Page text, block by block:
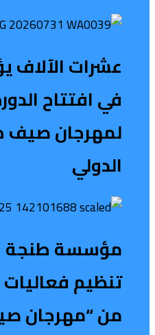
عشرات الآلاف
في افتتاح
لمهرجان صيف
الدولي
مؤسسة طنجة
تنظيم
من “مهرجان